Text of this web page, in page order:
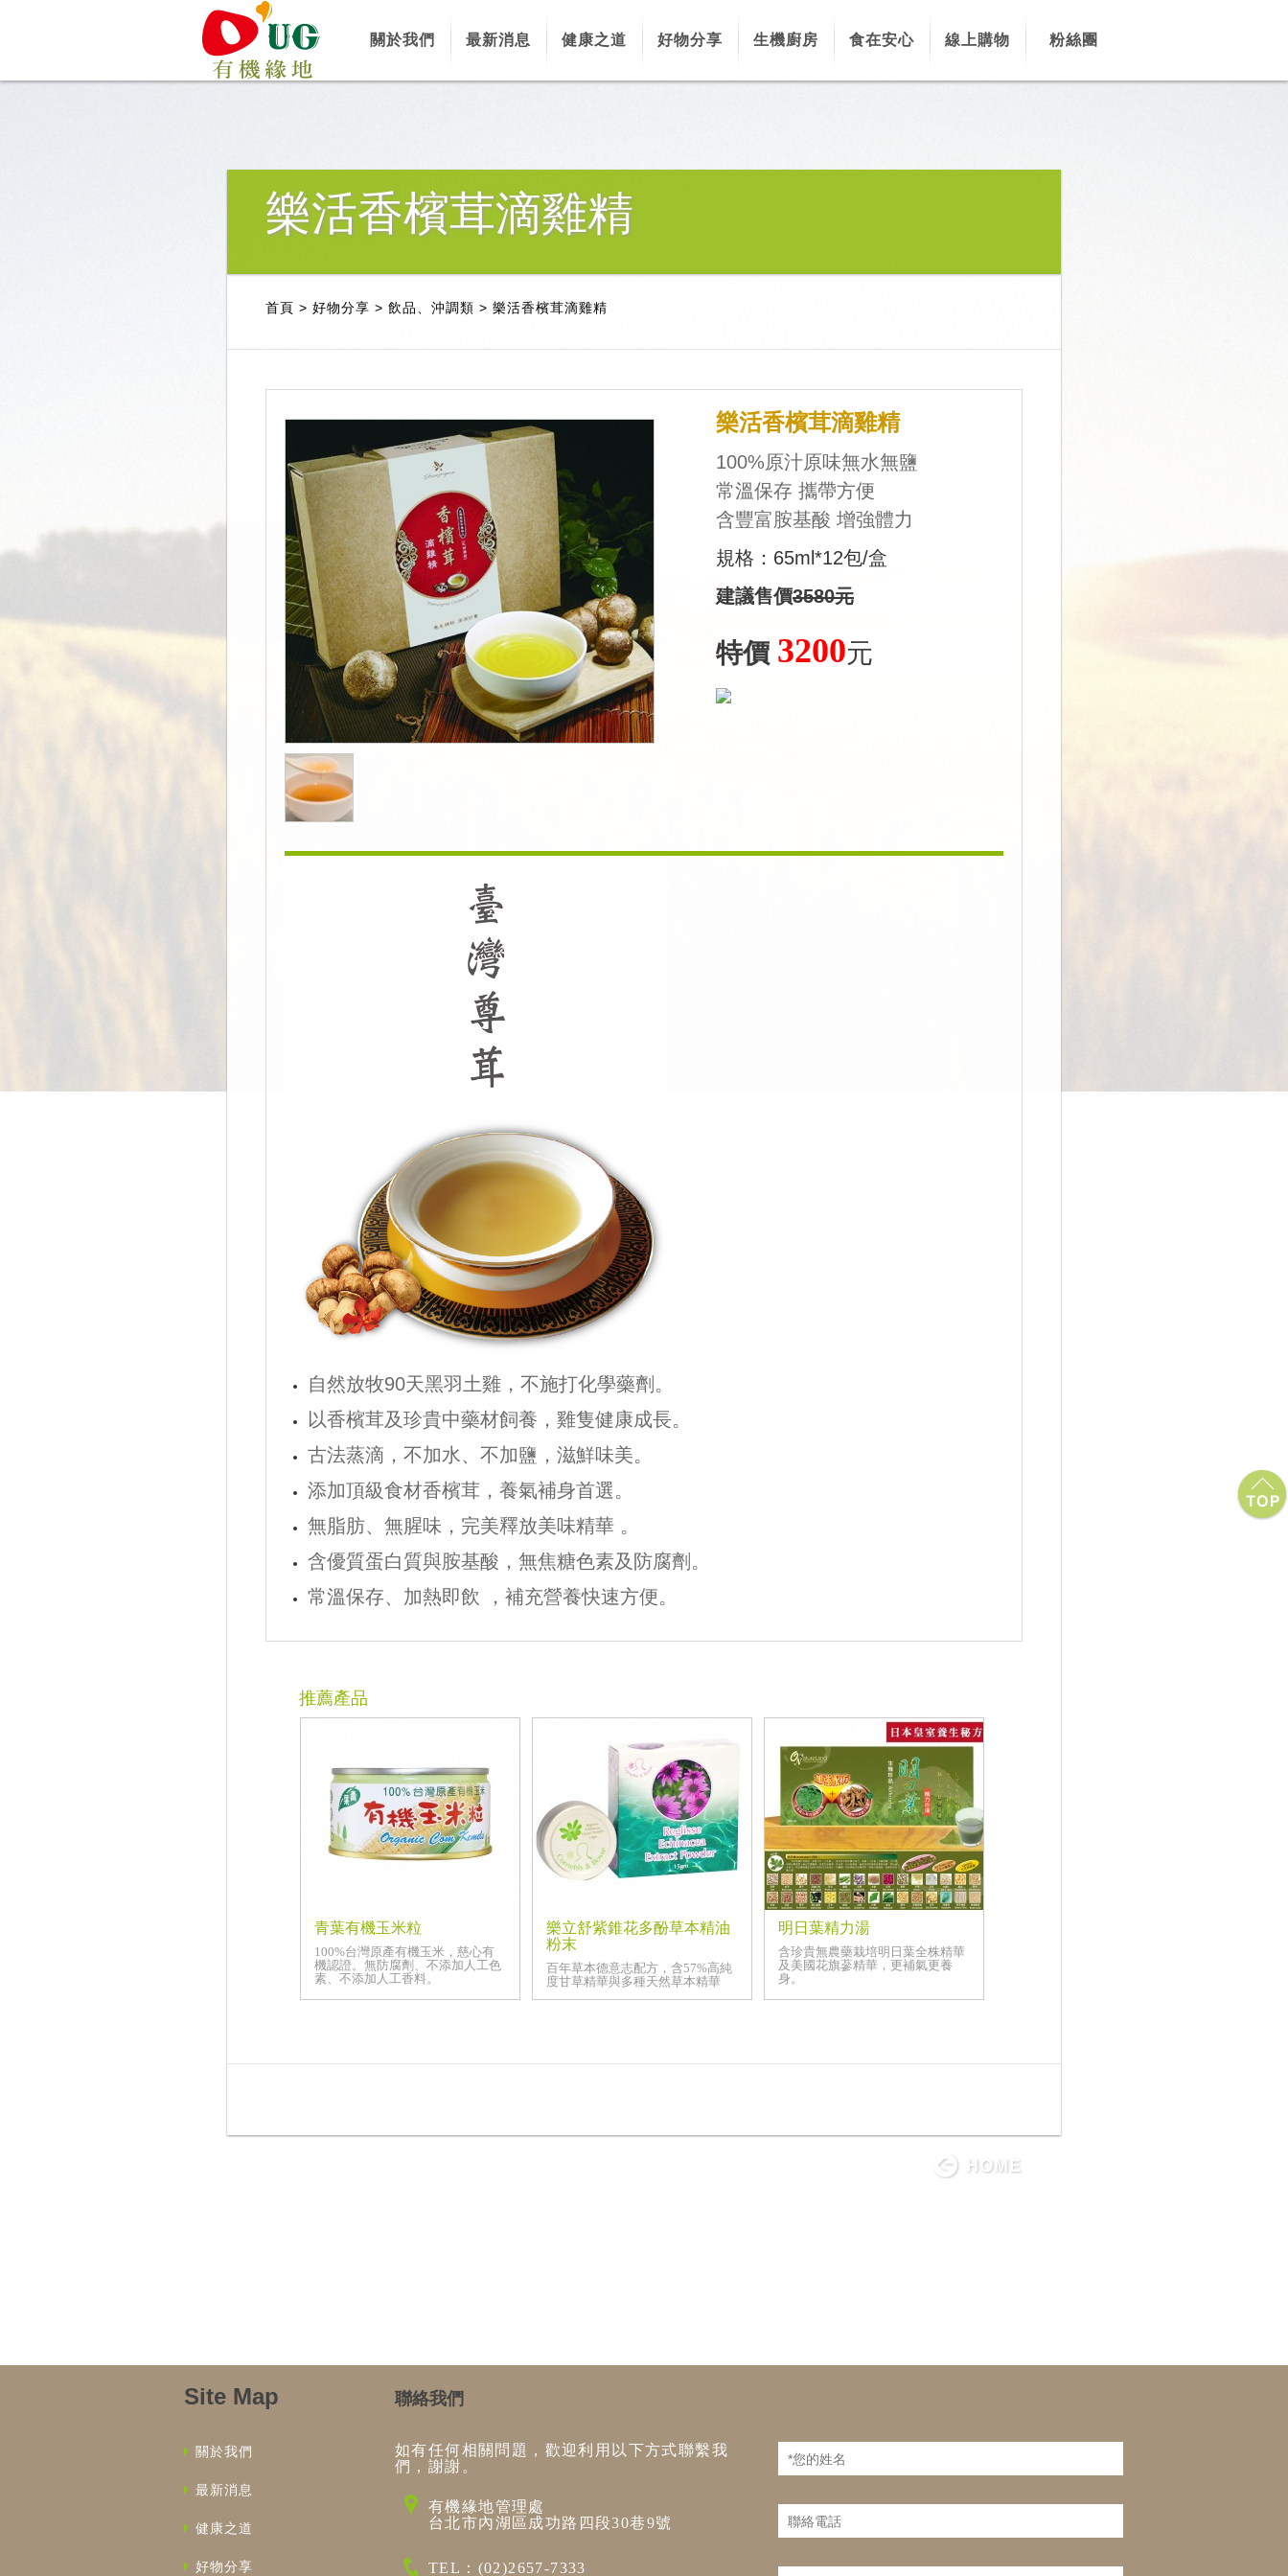
關於我們 最新消息 健康之道 好物分享 生機廚房 食在安心 線上購物 粉絲團
樂活香檳茸滴雞精
首頁 > 好物分享 > 飲品、沖調類 > 樂活香檳茸滴雞精
樂活香檳茸滴雞精
100%原汁原味無水無鹽
常溫保存 攜帶方便
含豐富胺基酸 增強體力
規格：65ml*12包/盒
建議售價3580元
特價 3200元
自然放牧90天黑羽土雞，不施打化學藥劑。
以香檳茸及珍貴中藥材飼養，雞隻健康成長。
古法蒸滴，不加水、不加鹽，滋鮮味美。
添加頂級食材香檳茸，養氣補身首選。
無脂肪、無腥味，完美釋放美味精華 。
含優質蛋白質與胺基酸，無焦糖色素及防腐劑。
常溫保存、加熱即飲 ，補充營養快速方便。
推薦產品
青葉有機玉米粒
100%台灣原產有機玉米，慈心有
機認證。無防腐劑、不添加人工色
素、不添加人工香料。
樂立舒紫錐花多酚草本精油
粉末
百年草本德意志配方，含57%高純
度甘草精華與多種天然草本精華
明日葉精力湯
含珍貴無農藥栽培明日葉全株精華
及美國花旗蔘精華，更補氣更養
身。
Site Map
關於我們
最新消息
健康之道
好物分享
聯絡我們
如有任何相關問題，歡迎利用以下方式聯繫我
們，謝謝。
有機緣地管理處
台北市內湖區成功路四段30巷9號
TEL：(02)2657-7333